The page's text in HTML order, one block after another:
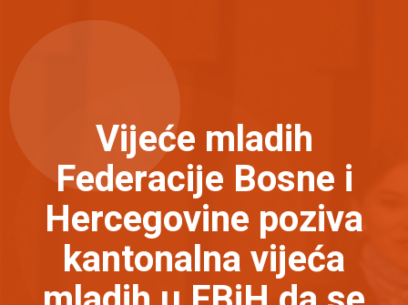
Vijeće mladih
Federacije Bosne i
Hercegovine poziva
kantonalna vijeća